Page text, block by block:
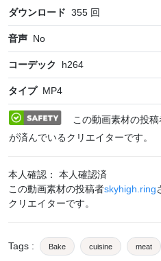
ダウンロード 355 回
音声 No
コーデック h264
タイプ MP4
この動画素材の投稿
が済んでいるクリエイターです。
本人確認： 本人確認済
この動画素材の投稿者skyhigh.ring
クリエイターです。
Tags : Bake cuisine meat